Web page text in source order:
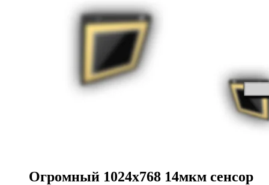
Огромный 1024x768 14мкм сенсор